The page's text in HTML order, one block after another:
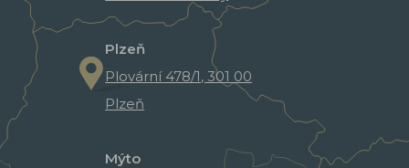
Plzeň
Plovární 478/1, 301 00
Plzeň
Mýto